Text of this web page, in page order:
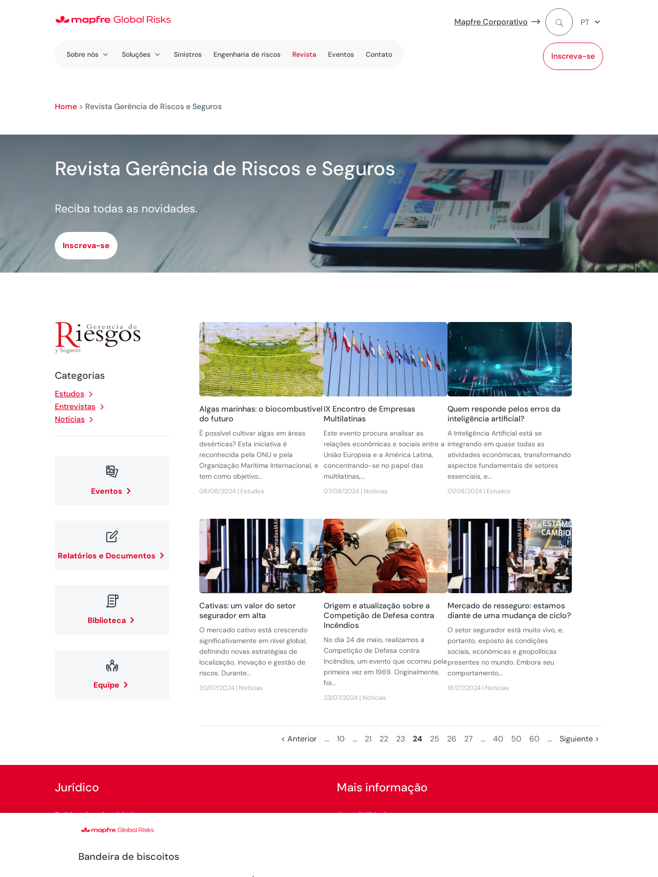
Mapfre Corporativo
Inscreva-se
PT
Sobre nós Soluções Sinistros Engenharia de riscos Revista Eventos Contato
Home > Revista Gerência de Riscos e Seguros
Revista Gerência de Riscos e Seguros
Reciba todas as novidades.
Inscreva-se
Categorias
Estudos
Entrevistas
Notícias

Eventos

Relatórios e Documentos

Biblioteca

Equipe
Algas marinhas: o biocombustível
do futuro
08/08/2024 | Estudos
É possível cultivar algas em áreas
desérticas? Esta iniciativa é
reconhecida pela ONU e pela
Organização Marítima Internacional, e
tem como objetivo...
IX Encontro de Empresas
Multilatinas
07/08/2024| Notícias
Este evento procura analisar as
relações econômicas e sociais entre a
União Europeia e a América Latina,
concentrando-se no papel das
multilatinas,...
Quem responde pelos erros da
inteligência artificial?
01/08/2024 | Estudos
A Inteligência Artificial está se
integrando em quase todas as
atividades econômicas, transformando
aspectos fundamentais de setores
essenciais, e...
Cativas: um valor do setor
segurador em alta
30/07/2024 | Notícias
O mercado cativo está crescendo
significativamente em nível global,
definindo novas estratégias de
localização, inovação e gestão de
riscos. Durante...
Origem e atualização sobre a
Competição de Defesa contra
Incêndios
23/07/2024| Notícias
No dia 24 de maio, realizamos a
Competição de Defesa contra
Incêndios, um evento que ocorreu pela
primeira vez em 1969. Originalmente,
foi...
Mercado de resseguro: estamos
diante de uma mudança de ciclo?
18/07/2024 | Notícias
O setor segurador está muito vivo, e,
portanto, exposto às condições
sociais, econômicas e geopolíticas
presentes no mundo. Embora seu
comportamento...
< Anterior ... 10 ... 21 22 23 24 25 26 27 ... 40 50 60 ... Siguiente >
Jurídico
Política de privacidade
Mais informação
Acessibilidade
Bandeira de biscoitos